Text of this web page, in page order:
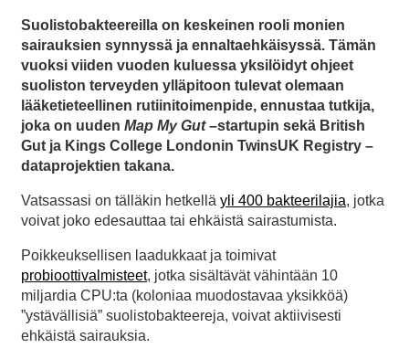
Suolistobakteereilla on keskeinen rooli monien
sairauksien synnyssä ja ennaltaehkäisyssä. Tämän
vuoksi viiden vuoden kuluessa yksilöidyt ohjeet
suoliston terveyden ylläpitoon tulevat olemaan
lääketieteellinen rutiinitoimenpide, ennustaa tutkija,
joka on uuden Map My Gut–startupin sekä British
Gut ja Kings College Londonin TwinsUK Registry –
dataprojektien takana.
Vatsassasi on tälläkin hetkellä yli 400 bakteerilajia, jotka
voivat joko edesauttaa tai ehkäistä sairastumista.
Poikkeuksellisen laadukkaat ja toimivat
probioottivalmisteet, jotka sisältävät vähintään 10
miljardia CPU:ta (koloniaa muodostavaa yksikköä)
”ystävällisiä” suolistobakteereja, voivat aktiivisesti
ehkäistä sairauksia.